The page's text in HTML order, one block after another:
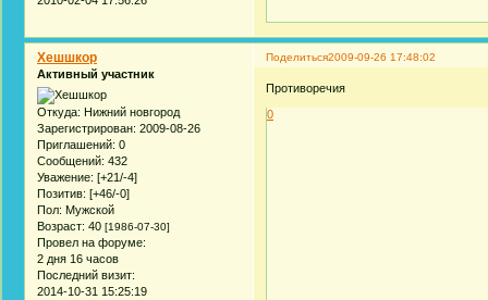
Поделиться2009-09-26 17:48:02
Хешшкор
Активный участник
Откуда: Нижний новгород
Зарегистрирован: 2009-08-26
Приглашений: 0
Сообщений: 432
Уважение: [+21/-4]
Позитив: [+46/-0]
Пол: Мужской
Возраст: 40 [1986-07-30]
Провел на форуме:
2 дня 16 часов
Последний визит:
2014-10-31 15:25:19
Противоречия
0